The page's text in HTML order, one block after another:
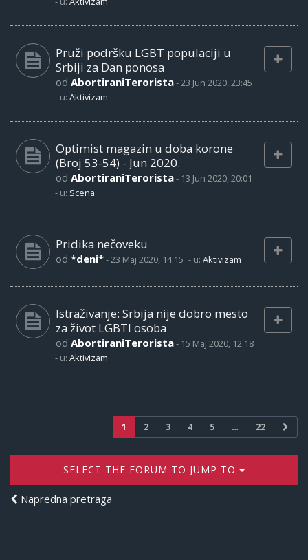
Pruži podršku LGBT populaciji u
Srbiji za Dan ponosa
od AbortiraniTerorista-23 Jun 2020, 23:45
- u: Aktivizam
Optimist magazin u doba korone
(Broj 53-54) - Jun 2020.
od AbortiraniTerorista- 13 Jun 2020, 20:01
- u: Scena
Pridika nečoveku
od *deni*-23 Maj 2020, 14:15 - u: Aktivizam
Istraživanje: Srbija nije dobro mesto
za život LGBTI osoba
od AbortiraniTerorista- 15 Maj 2020, 12:18
- u: Aktivizam
1 2 3 4 5 … 22
SELECT THE FORUM TO JUMP TO
Napredna pretraga